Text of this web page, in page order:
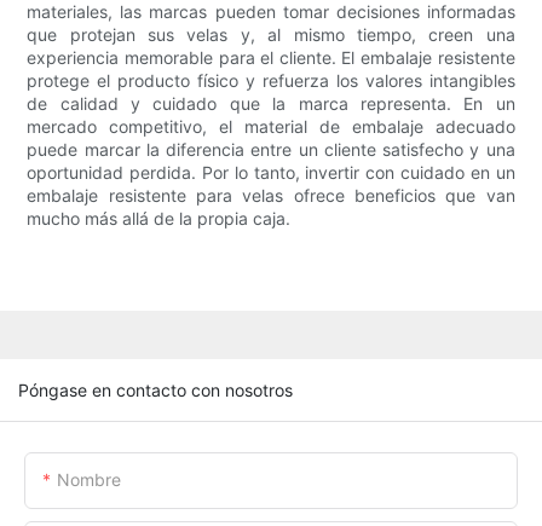
materiales, las marcas pueden tomar decisiones informadas
que protejan sus velas y, al mismo tiempo, creen una
experiencia memorable para el cliente. El embalaje resistente
protege el producto físico y refuerza los valores intangibles
de calidad y cuidado que la marca representa. En un
mercado competitivo, el material de embalaje adecuado
puede marcar la diferencia entre un cliente satisfecho y una
oportunidad perdida. Por lo tanto, invertir con cuidado en un
embalaje resistente para velas ofrece beneficios que van
mucho más allá de la propia caja.
Póngase en contacto con nosotros
Nombre